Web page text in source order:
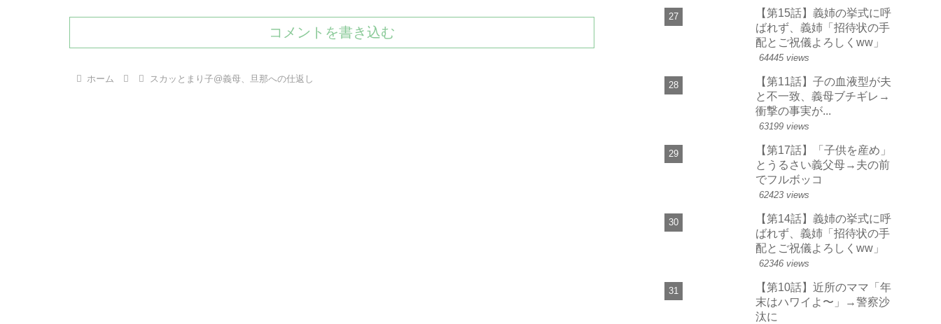
コメントを書き込む
ホーム スカッとまり子@義母、旦那への仕返し
【第15話】義姉の挙式に呼
ばれず、義姉「招待状の手
配とご祝儀よろしくww」
64445 views
【第11話】子の血液型が夫
と不一致、義母ブチギレ→
衝撃の事実が...
63199 views
【第17話】「子供を産め」
とうるさい義父母→夫の前
でフルボッコ
62423 views
【第14話】義姉の挙式に呼
ばれず、義姉「招待状の手
配とご祝儀よろしくww」
62346 views
【第10話】近所のママ「年
末はハワイよ〜」→警察沙
汰に